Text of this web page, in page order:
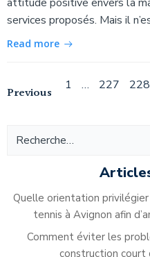
services proposés. Mais il
Read more
Navigation
des
articles
Previous
des
Page
1 … Page
227 Page
228
Quelle orientation
tennis à Avignon afin
Comment éviter les
construction court